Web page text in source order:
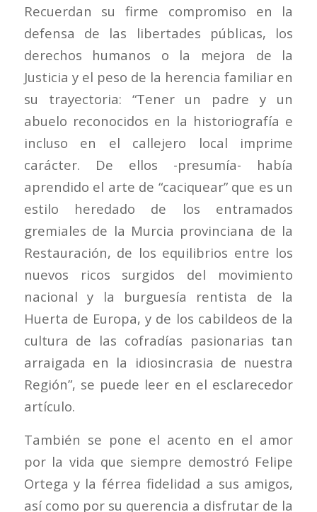
Recuerdan su firme compromiso en la
defensa de las libertades públicas, los
derechos humanos o la mejora de la
Justicia y el peso de la herencia familiar en
su trayectoria: “Tener un padre y un
abuelo reconocidos en la historiografía e
incluso en el callejero local imprime
carácter. De ellos -presumía- había
aprendido el arte de “caciquear” que es un
estilo heredado de los entramados
gremiales de la Murcia provinciana de la
Restauración, de los equilibrios entre los
nuevos ricos surgidos del movimiento
nacional y la burguesía rentista de la
Huerta de Europa, y de los cabildeos de la
cultura de las cofradías pasionarias tan
arraigada en la idiosincrasia de nuestra
Región”, se puede leer en el esclarecedor
artículo.
También se pone el acento en el amor
por la vida que siempre demostró Felipe
Ortega y la férrea fidelidad a sus amigos,
así como por su querencia a disfrutar de la